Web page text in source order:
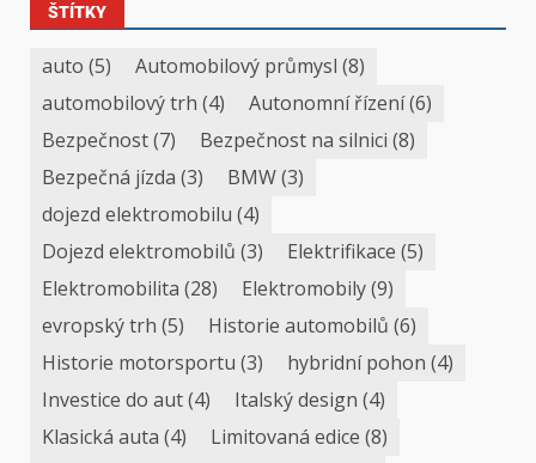
ŠTÍTKY
auto (5) Automobilový průmysl (8)
automobilový trh (4) Autonomní řízení(6)
Bezpečnost(7) Bezpečnost na silnici (8)
Bezpečná jízda (3) BMW(3)
dojezd elektromobilu (4)
Dojezd elektromobilů (3) Elektrifikace (5)
Elektromobilita (28) Elektromobily(9)
evropský trh (5) Historie automobilů (6)
Historie motorsportu (3) hybridní pohon (4)
Investice do aut(4) Italský design (4)
Klasická auta (4) Limitovaná edice (8)